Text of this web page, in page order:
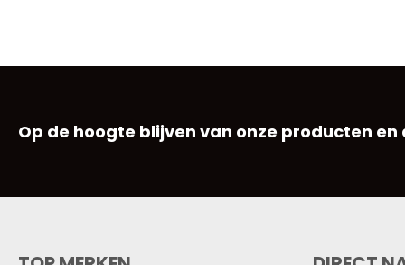
Op de hoogte blijven van onze producten